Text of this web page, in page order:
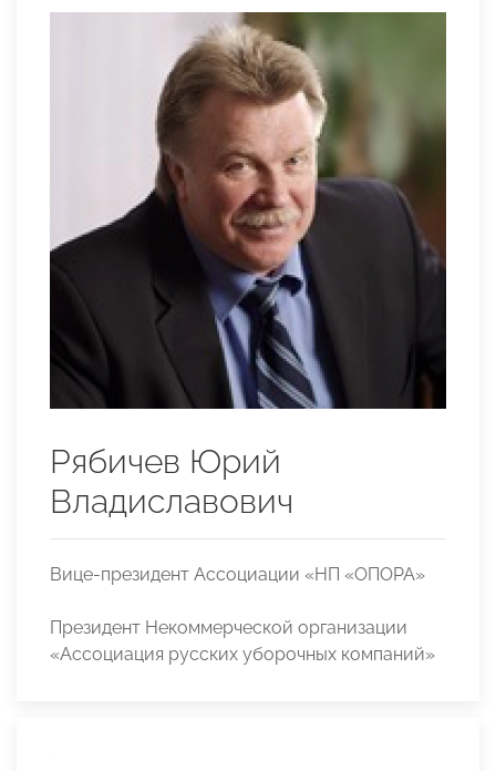
Рябичев Юрий
Владиславович
Вице-президент Ассоциации «НП «ОПОРА»
Президент Некоммерческой организации
«Ассоциация русских уборочных компаний»